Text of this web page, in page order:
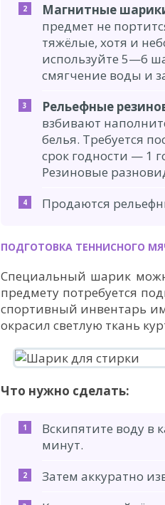
Магнитные
предмет не
тяжёлые, хотя и
используйте 5—6
смягчение воды и
Рельефные
взбивают
белья. Требуется
срок годности — 1
Резиновые
Продаются
ПОДГОТОВКА ТЕННИСНОГО
Специальный шарик
предмету потребуется
спортивный инвентарь
окрасил светлую ткань
Что нужно сделать:
Вскипятите воду в
минут.
Затем аккуратно